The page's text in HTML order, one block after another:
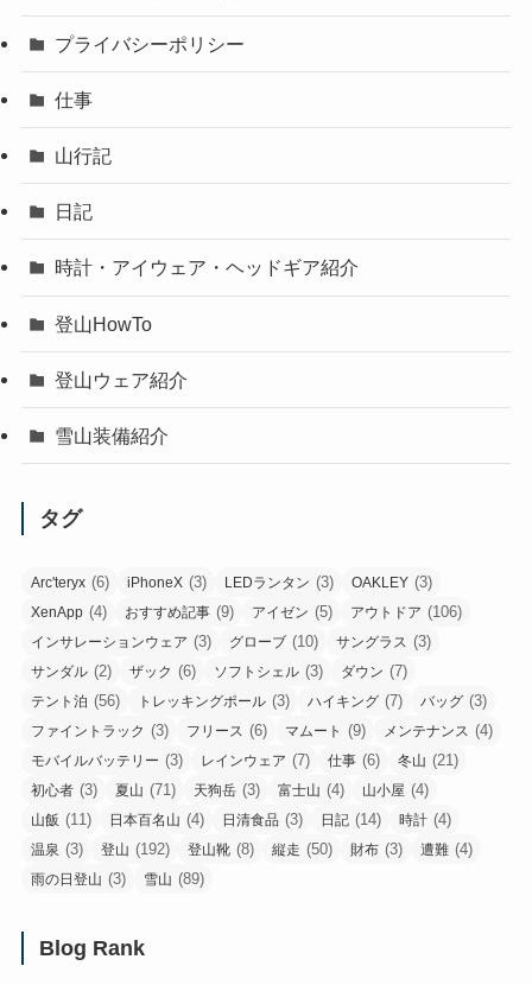
プライバシーポリシー
仕事
山行記
日記
時計・アイウェア・ヘッドギア紹介
登山HowTo
登山ウェア紹介
雪山装備紹介
タグ
Arc'teryx (6) iPhoneX (3) LEDランタン (3) OAKLEY (3)
XenApp (4) おすすめ記事 (9) アイゼン (5) アウトドア (106)
インサレーションウェア (3) グローブ (10) サングラス (3)
サンダル (2) ザック (6) ソフトシェル (3) ダウン (7)
テント泊 (56) トレッキングポール (3) ハイキング (7) バッグ (3)
ファイントラック (3) フリース (6) マムート (9) メンテナンス (4)
モバイルバッテリー (3) レインウェア (7) 仕事 (6) 冬山 (21)
初心者 (3) 夏山 (71) 天狗岳 (3) 富士山 (4) 山小屋 (4)
山飯 (11) 日本百名山 (4) 日清食品 (3) 日記 (14) 時計 (4)
温泉 (3) 登山 (192) 登山靴 (8) 縦走 (50) 財布 (3) 遭難 (4)
雨の日登山 (3) 雪山 (89)
Blog Rank